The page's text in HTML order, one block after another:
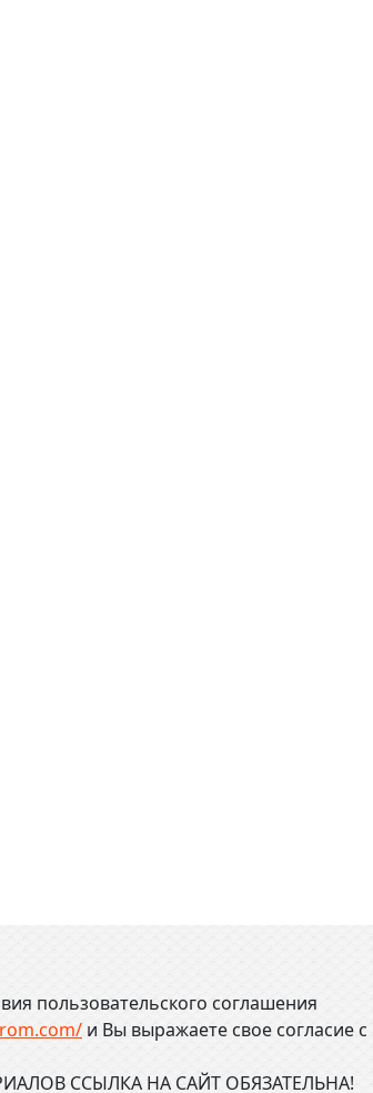
пользовательского соглашения
и Вы выражаете свое согласие с
ССЫЛКА НА САЙТ ОБЯЗАТЕЛЬНА!